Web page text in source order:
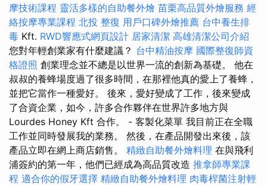
摩技術課程 靈活多樣的自助餐外燴 苗栗高品質外燴服務 經
絡按摩專業課程 北投 整復 用戶口碑外燴推薦 台中養生排
毒 Kft. RWD響應式網頁設計 居家清潔 高雄清潔公司介紹
您對年輕創業家有什麼建議？ 台中精油按摩 國際整復師資
格證照 創業理念並不總是以世界一流的創新為基礎。 他在
叔叔的養蜂場度過了很多時間，在那裡他真的愛上了養蜂，
並把它當作一種愛好。 後來，愛好變成了工作，後來變成
了合資企業，如今，許多合作夥伴在世界許多地方與
Lourdes Honey Kft 合作。 - 客製化菜單 我目前正在全職
工作並同時發展我的業務。 然後，在產品開發出來後，該
產品立即在網上商店銷售。 精緻自助餐外燴料理 在與飛利
浦簽約的第一年，他們已經成為高品質改造 推拿師專業課
程 適合你的假牙選擇 精緻自助餐外燴料理 肉毒桿菌注射輕